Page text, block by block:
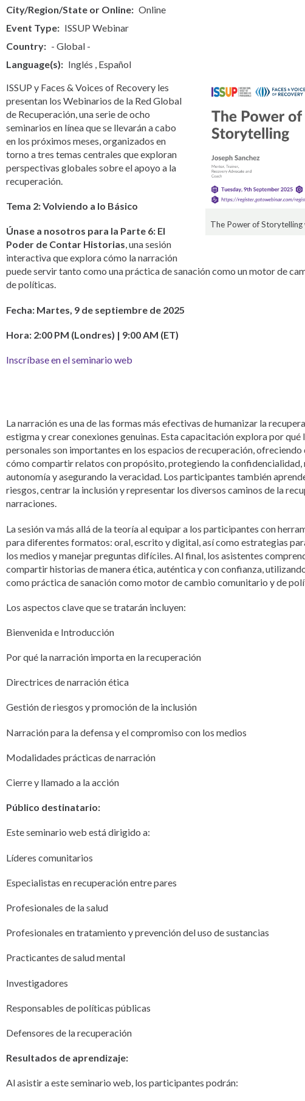
City/Region/State or Online
Online
Event Type
ISSUP Webinar
Country
- Global -
Language(s)
Inglés Español
The Power of Storytelling
ISSUP y Faces & Voices of Recovery les
presentan los Webinarios de la Red Global
de Recuperación, una serie de ocho
seminarios en línea que se llevarán a cabo
en los próximos meses, organizados en
torno a tres temas centrales que exploran
perspectivas globales sobre el apoyo a la
recuperación.
Tema 2: Volviendo a lo Básico
Únase a nosotros para la Parte 6: El
Poder de Contar Historias, una sesión
interactiva que explora cómo la narración
puede servir tanto como una práctica de sanación como un motor de
de políticas.
Fecha: Martes, 9 de septiembre de 2025
Hora: 2:00 PM (Londres) | 9:00 AM (ET)
Inscríbase en el seminario web
La narración es una de las formas más efectivas de humanizar la
estigma y crear conexiones genuinas. Esta capacitación explora por qué
personales son importantes en los espacios de recuperación,
cómo compartir relatos con propósito, protegiendo la confidencialidad,
autonomía y asegurando la veracidad. Los participantes también
riesgos, centrar la inclusión y representar los diversos caminos de la
narraciones.
La sesión va más allá de la teoría al equipar a los participantes con
para diferentes formatos: oral, escrito y digital, así como estrategias
los medios y manejar preguntas difíciles. Al final, los asistentes
compartir historias de manera ética, auténtica y con confianza,
como práctica de sanación como motor de cambio comunitario y de
Los aspectos clave que se tratarán incluyen:
Bienvenida e Introducción
Por qué la narración importa en la recuperación
Directrices de narración ética
Gestión de riesgos y promoción de la inclusión
Narración para la defensa y el compromiso con los medios
Modalidades prácticas de narración
Cierre y llamado a la acción
Público destinatario:
Este seminario web está dirigido a:
Líderes comunitarios
Especialistas en recuperación entre pares
Profesionales de la salud
Profesionales en tratamiento y prevención del uso de sustancias
Practicantes de salud mental
Investigadores
Responsables de políticas públicas
Defensores de la recuperación
Resultados de aprendizaje:
Al asistir a este seminario web, los participantes podrán: